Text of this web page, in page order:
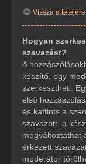
Vissza a tetejére
Hogyan
szavazást?
A
készítő, egy
szerkesztheti.
első
és kattints a
szavazott, a
érkezett
moderátor